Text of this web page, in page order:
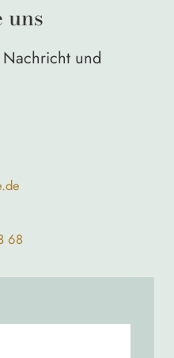
uns
und
68